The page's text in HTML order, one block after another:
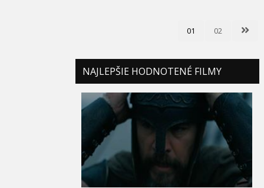
01 02
NAJLEPŠIE HODNOTENÉ FILMY